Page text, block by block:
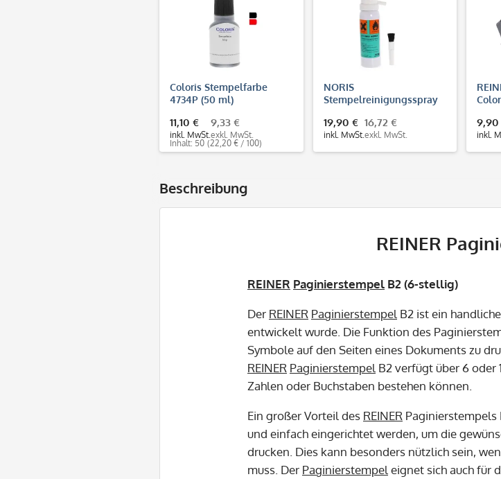
Coloris Stempelfarbe
4734P (50 ml)
11,10 €
inkl. MwSt.
9,33 €
exkl. MwSt.
Inhalt: 50 (22,20 € / 100)
NORIS
Stempelreinigungsspray
19,90 €
inkl. MwSt.
16,72 €
exkl. MwSt.
9,90
inkl.
Beschreibung
REINER
REINER Paginierstempel B2 (6-stellig)
Der REINER Paginierstempel B2 ist ein
entwickelt wurde. Die Funktion des
Symbole auf den Seiten eines Dokuments zu
REINER Paginierstempel B2 verfügt über 6
Zahlen oder Buchstaben bestehen können.
Ein großer Vorteil des REINER Paginierstempels
und einfach eingerichtet werden, um die
drucken. Dies kann besonders nützlich sein,
muss. Der Paginierstempel eignet sich auch für